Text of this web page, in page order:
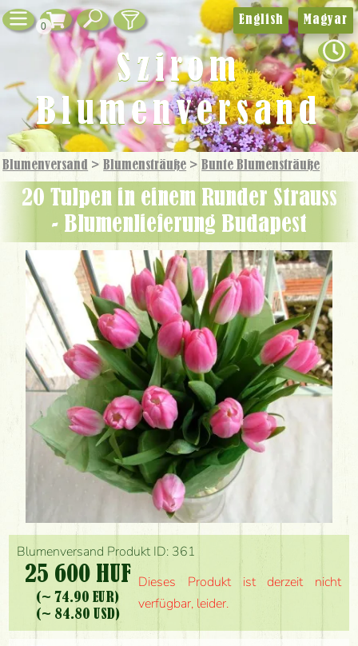
0
Blumenversand > Blumensträuße > Bunte Blumensträuße
20 Tulpen in einem Runder Strauss
- Blumenlieferung Budapest
Blumenversand Produkt ID: 361
25 600 HUF
(~ 74.90 EUR)
(~ 84.80 USD)
Dieses Produkt ist derzeit nicht
verfügbar, leider.
English Magyar
Szirom
Blumenversand